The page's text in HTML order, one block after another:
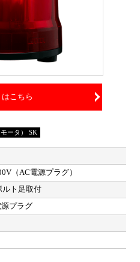
こちら
ータ） SK
（AC電源プラグ）
ルト足取付
プラグ